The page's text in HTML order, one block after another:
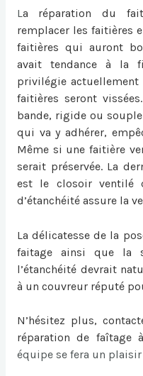
L a réparation du
remplacer les faitières
faitières qui auront
avait tendance à la
privilégie
faitières seront
bande, rigide ou
qui va y adhérer,
Même si une faitière
serait préservée. La
est le closoir ventilé
d’étanchéité assure la
La délicatesse de la
faitage ainsi que la
l’étanchéité devrait
à un couvreur réputé
N’hésitez plus,
réparation de faîtage
équipe se fera un